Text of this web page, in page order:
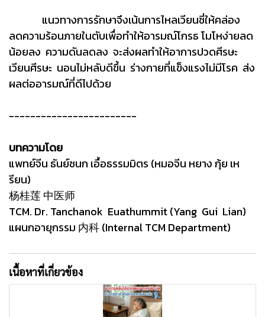
แนวทางการรักษาจึงเน้นการไหลเวียนชี่ให้คล่อง
ลดความร้อนภายในตับเพื่อทำให้อารมณ์โกรธ โมโหง่ายลด
น้อยลง ความดันลดลง จะส่งผลทำให้อาการปวดศีรษะ
เวียนศีรษะ นอนไม่หลับดีขึ้น ร่างกายที่แข็งแรงไม่มีโรค ส่ง
ผลต่ออารมณ์ที่ดีไปด้วย
------------------------
บทความโดย
แพทย์จีน ธันย์ชนก เอื้อธรรมมิตร (หมอจีน หยาง กุ้ย เห
รียน)
杨桂莲 中医师
TCM. Dr. Tanchanok Euathummit (Yang Gui Lian)
แผนกอายุกรรม 内科 (Internal TCM Department)
เนื้อหาที่เกี่ยวข้อง